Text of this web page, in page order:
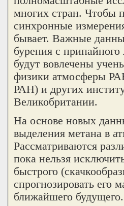
многих стран. Чтобы
синхронные
бывает. Важные
бурения с припайного
будут вовлечены
физики атмосферы
РАН) и других
Великобритании.
На основе новых
выделения метана в
Рассматриваются
пока нельзя
быстрого
спрогнозировать его
ближайшего будущего.